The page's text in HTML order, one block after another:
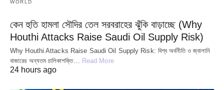
WORLD
কেন হুতি হামলা সৌদির তেল সরবরাহের ঝুঁকি বাড়াচ্ছে (Why
Houthi Attacks Raise Saudi Oil Supply Risk)
Why Houthi Attacks Raise Saudi Oil Supply Risk: বিশ্ব অর্থনীতি ও জ্বালানি
বাজারের অন্যতম চালিকাশক্তি… Read More
24 hours ago